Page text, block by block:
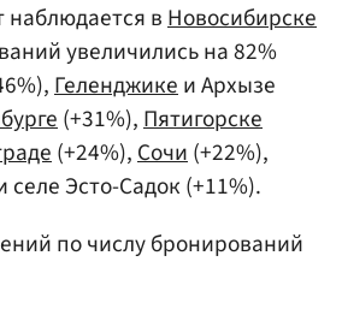
вНовосибирске
увеличились на 82%
Геленджикеи Архызе
(+31%),Пятигорске
(+24%),Сочи(+22%),
Эсто-Садок (+11%).
по числу бронирований